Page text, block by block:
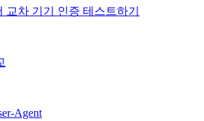
교차 기기 인증 테스트하기
Agent